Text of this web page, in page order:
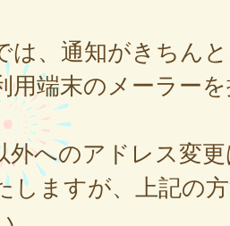
は、通知がきちん
用端末のメーラー
外へのアドレス変
しますが、上記の